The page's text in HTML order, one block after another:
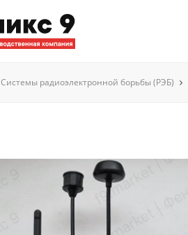
Системы радиоэлектронной борьбы (РЭБ)